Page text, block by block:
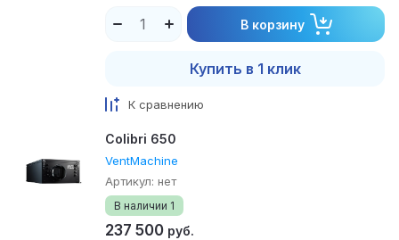
В корзину
Купить в 1 клик
К сравнению
Colibri 650
VentMachine
Артикул: нет
В наличии 1
237 500 руб.